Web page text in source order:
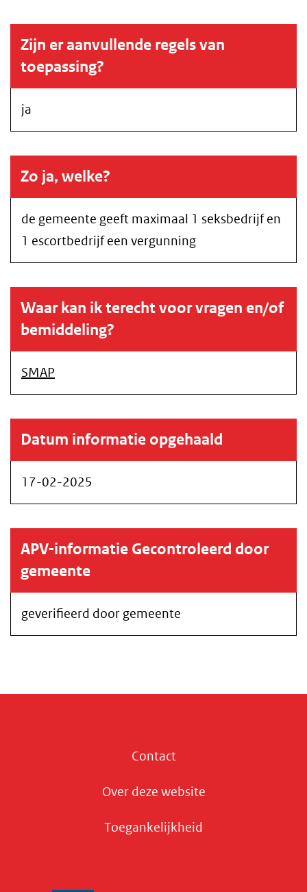
Zijn er aanvullende regels van
toepassing?
ja
Zo ja, welke?
de gemeente geeft maximaal 1 seksbedrijf en
1 escortbedrijf een vergunning
Waar kan ik terecht voor vragen en/of
bemiddeling?
SMAP
Datum informatie opgehaald
17-02-2025
APV-informatie Gecontroleerd door
gemeente
geverifieerd door gemeente
Contact
Over deze website
Toegankelijkheid